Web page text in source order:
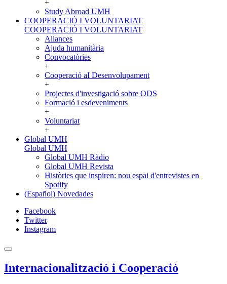
+
Study Abroad UMH
COOPERACIÓ I VOLUNTARIAT
COOPERACIÓ I VOLUNTARIAT
Aliances
Ajuda humanitària
Convocatòries
+
Cooperació aI Desenvolupament
+
Projectes d'investigació sobre ODS
Formació i esdeveniments
+
Voluntariat
+
Global UMH
Global UMH
Global UMH Ràdio
Global UMH Revista
Històries que inspiren: nou espai d'entrevistes en
Spotify
(Español) Novedades
Facebook
Twitter
Instagram
Internacionalització i Cooperació